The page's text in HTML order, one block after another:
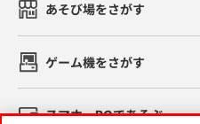
あそび場をさがす
ゲーム機をさがす
スマホ・PCであそぶ